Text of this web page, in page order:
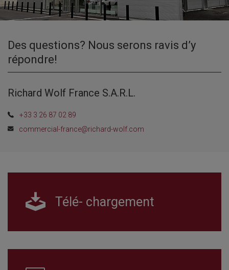
Des questions? Nous serons ravis d’y
répondre!
Richard Wolf France S.A.R.L.
+33 3 26 87 02 89
commercial-france@richard-wolf.com
Télé- chargement